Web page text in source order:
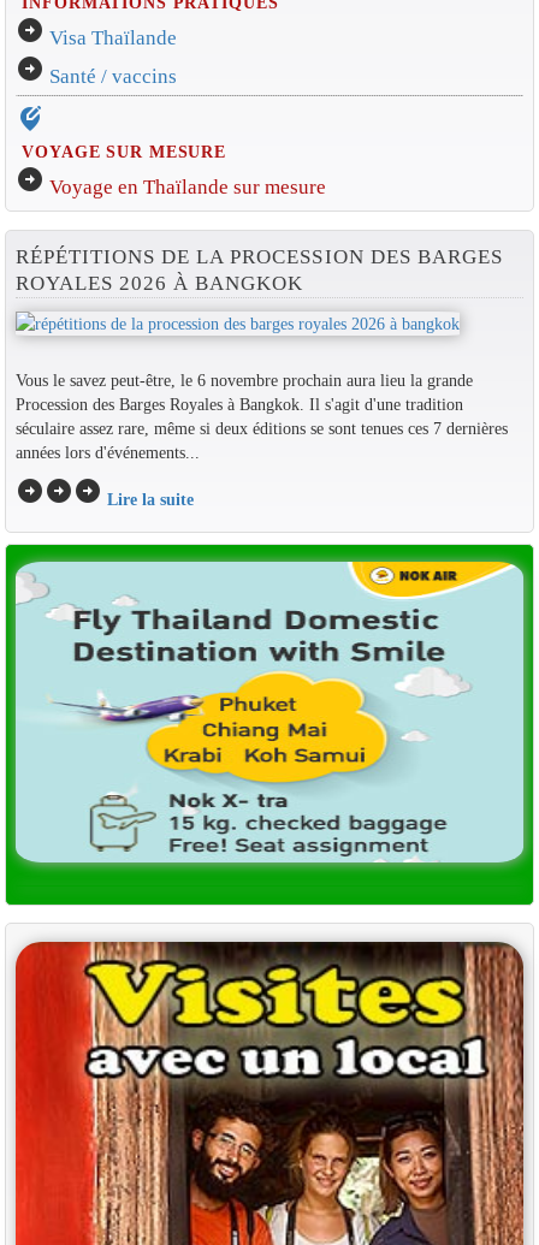
arrow_circle_right Visa Thaïlande
arrow_circle_right Santé / vaccins
edit_location_alt
VOYAGE SUR MESURE
arrow_circle_right Voyage en Thaïlande sur mesure
RÉPÉTITIONS DE LA PROCESSION DES BARGES
ROYALES 2026 À BANGKOK
Vous le savez peut-être, le 6 novembre prochain aura lieu la grande
Procession des Barges Royales à Bangkok. Il s'agit d'une tradition
séculaire assez rare, même si deux éditions se sont tenues ces 7 dernières
années lors d'événements...
arrow_circle_rightarrow_circle_rightarrow_circle_right Lire la suite